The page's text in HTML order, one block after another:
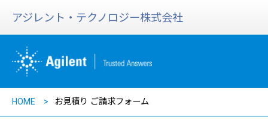
アジレント・テクノロジー株式会社
HOME お見積り ご請求フォーム